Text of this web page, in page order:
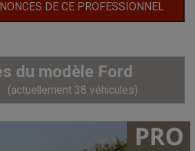
DE CE PROFESSIONNEL
du modèle Ford
(actuellement 38 véhicules)